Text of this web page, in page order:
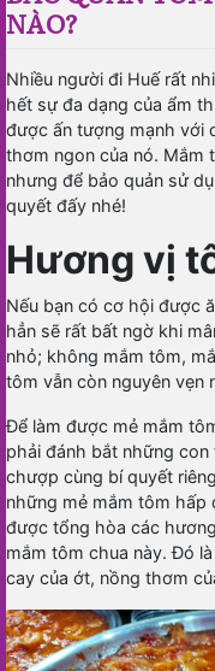
NÀO?
Nhiều người đi Huế rất
hết sự đa dạng của ẩm
được ấn tượng mạnh với
thơm ngon của nó. Mắm
nhưng để bảo quản sử
quyết đấy nhé!
Hương vị
Nếu bạn có cơ hội được
hẳn sẽ rất bất ngờ khi
nhỏ; không mắm tôm,
tôm vẫn còn nguyên vẹn
Để làm được mẻ mắm
phải đánh bắt những
chượp cùng bí quyết
những mẻ mắm tôm hấp
được tổng hòa các
mắm tôm chua này. Đó
cay của ớt, nồng thơm